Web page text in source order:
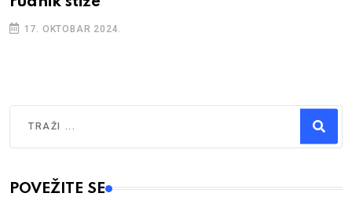
17. OKTOBAR 2024.
Type 2 or more characters for results.
POVEŽITE SE